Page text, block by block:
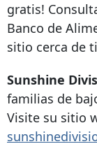
gratis!
Banco de
sitio cerca de
Sunshine
familias de
Visite su sitio